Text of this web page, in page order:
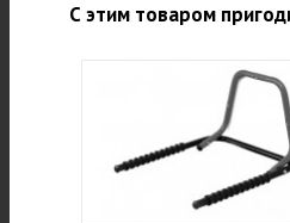
С этим товаром